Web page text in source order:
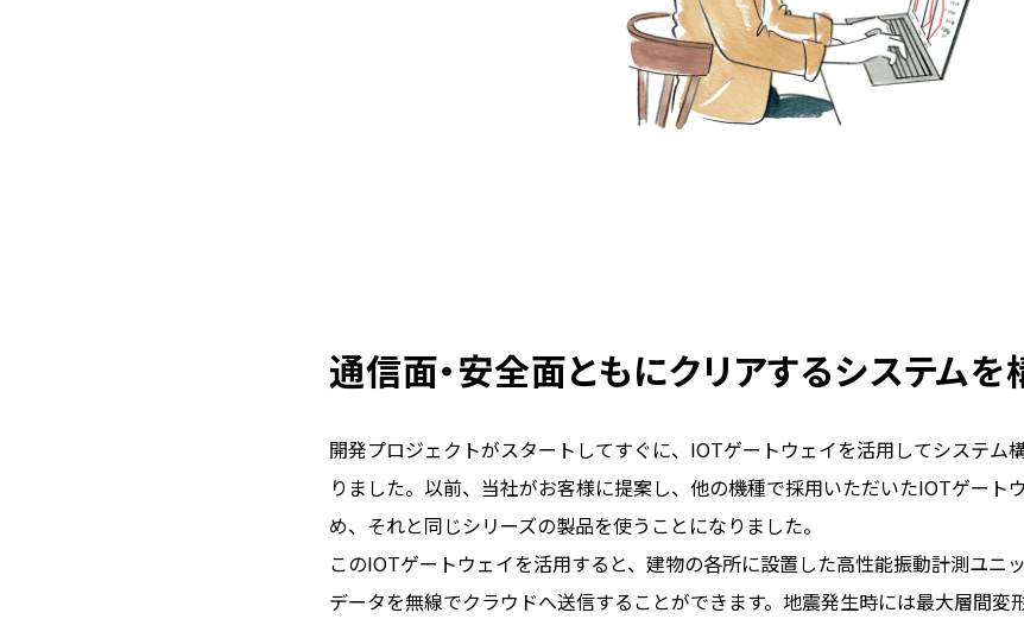
通信面・安全面ともにクリアするシステムを
開発プロジェクトがスタートしてすぐに、IOTゲートウェイを活用してシステム
りました。以前、当社がお客様に提案し、他の機種で採用いただいたIOTゲート
め、それと同じシリーズの製品を使うことになりました。
このIOTゲートウェイを活用すると、建物の各所に設置した高性能振動計測ユニ
データを無線でクラウドへ送信することができます。地震発生時には最大層間変